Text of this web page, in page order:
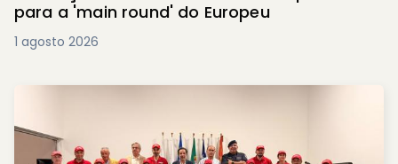
para a 'main round' do Europeu
1 agosto 2026